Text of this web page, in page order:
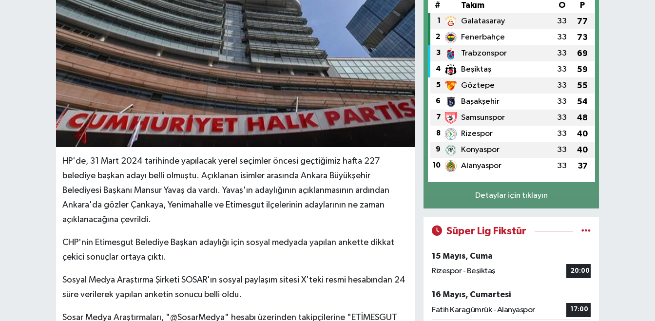
HP'de, 31 Mart 2024 tarihinde yapılacak yerel seçimler öncesi geçtiğimiz hafta 227
belediye başkan adayı belli olmuştu. Açıklanan isimler arasında Ankara Büyükşehir
Belediyesi Başkanı Mansur Yavaş da vardı. Yavaş'ın adaylığının açıklanmasının ardından
Ankara'da gözler Çankaya, Yenimahalle ve Etimesgut ilçelerinin adaylarının ne zaman
açıklanacağına çevrildi.
CHP'nin Etimesgut Belediye Başkan adaylığı için sosyal medyada yapılan ankette dikkat
çekici sonuçlar ortaya çıktı.
Sosyal Medya Araştırma Şirketi SOSAR'ın sosyal paylaşım sitesi X'teki resmi hesabından 24
süre verilerek yapılan anketin sonucu belli oldu.
Sosar Medya Araştırmaları, "@SosarMedya" hesabı üzerinden takipçilerine "ETİMESGUT
# Takım O P
1 Galatasaray 33 77
2 Fenerbahçe 33 73
3 Trabzonspor 33 69
4 Beşiktaş 33 59
5 Göztepe 33 55
6 Başakşehir 33 54
7 Samsunspor 33 48
8 Rizespor 33 40
9 Konyaspor 33 40
10 Alanyaspor 33 37
Detaylar için tıklayın
Süper Lig Fikstür
15 Mayıs, Cuma
Rizespor - Beşiktaş
20:00
16 Mayıs, Cumartesi
Fatih Karagümrük - Alanyaspor
17:00